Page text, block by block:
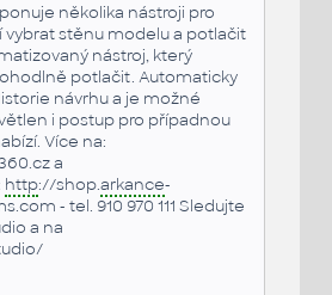
několika nástroji pro
stěnu modelu a potlačit
nástroj, který
potlačit. Automaticky
návrhu a je možné
i postup pro případnou
Více na:
a
http://shop.arkance-
- tel. 910 970 111 Sledujte
a na